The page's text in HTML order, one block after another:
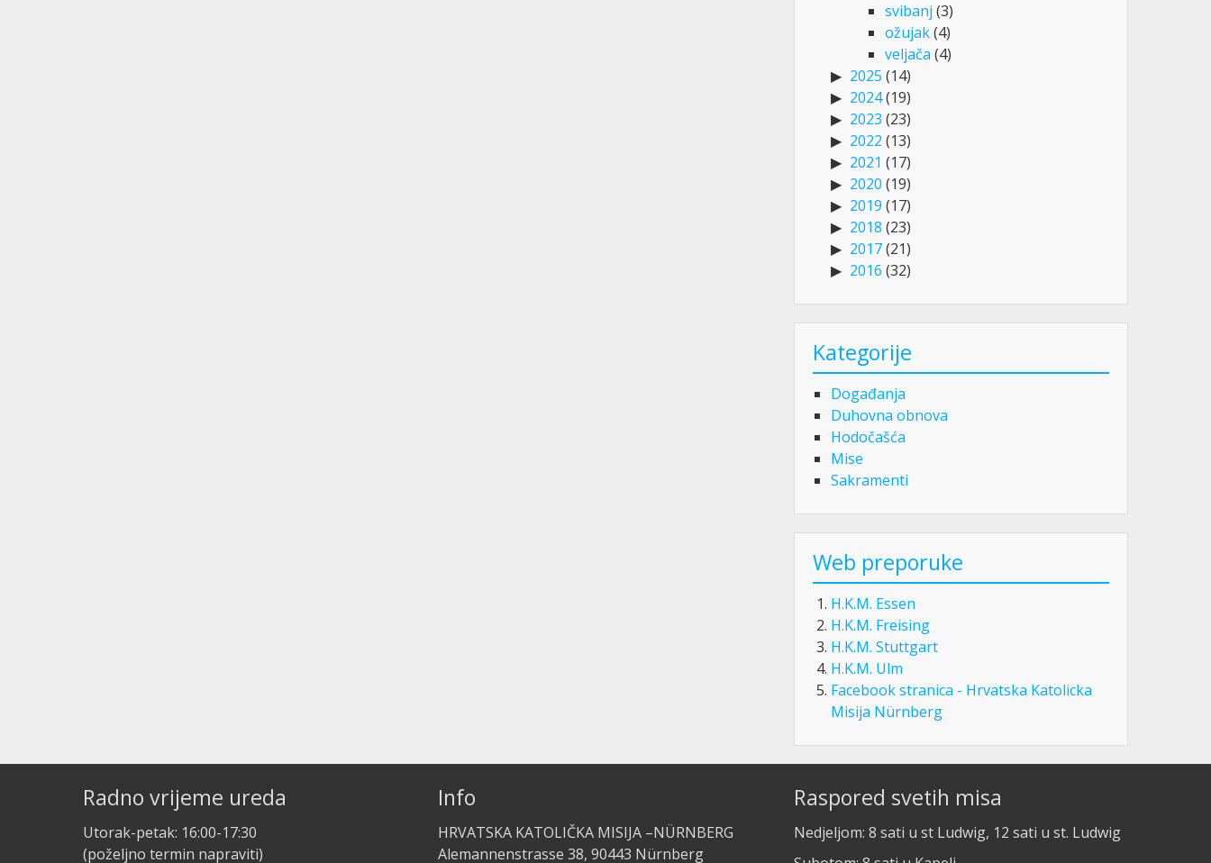
svibanj (3)
ožujak(4)
veljača (4)
2025 (14)
2024(19)
2023 (23)
2022 (13)
2021 (17)
2020 (19)
2019 (17)
2018 (23)
2017(21)
2016 (32)
Kategorije
Događanja
Duhovna obnova
Hodočašća
Mise
Sakramenti
Web preporuke
H.K.M. Essen
H.K.M. Freising
H.K.M. Stuttgart
H.K.M. Ulm
Facebook stranica - Hrvatska Katolicka
Misija Nürnberg
Radno vrijeme ureda
Utorak-petak: 16:00-17:30
(poželjno termin napraviti)
Info
HRVATSKA KATOLIČKA MISIJA –NÜRNBERG
Alemannenstrasse 38, 90443 Nürnberg
Raspored svetih misa
Nedjeljom: 8 sati u st Ludwig, 12 sati u st. Ludwig